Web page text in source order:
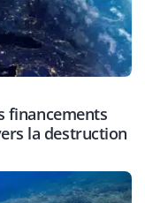
financements
la destruction